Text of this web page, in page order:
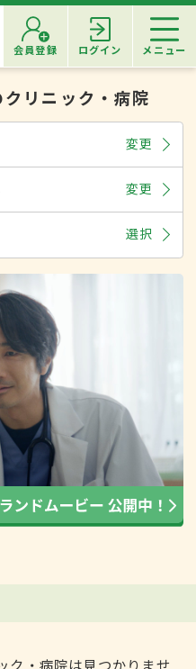
会員登録 ログイン メニュー
クリニック・病院
変更
変更
選択
ク・病院は見つかりませ